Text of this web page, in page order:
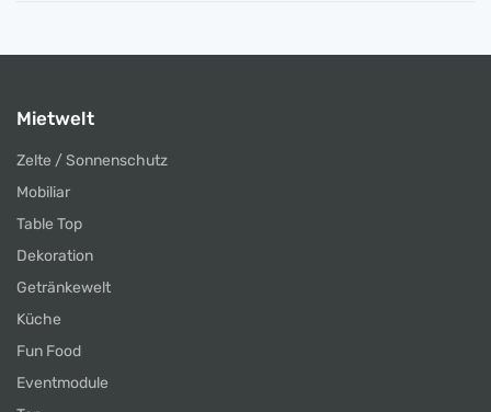
Mietwelt
Zelte / Sonnenschutz
Mobiliar
Table Top
Dekoration
Getränkewelt
Küche
Fun Food
Eventmodule